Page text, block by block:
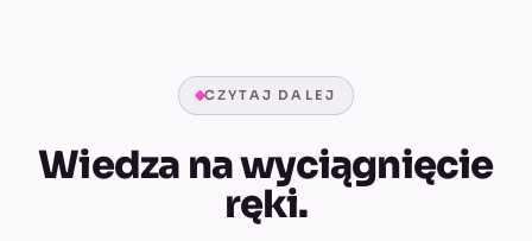
CZYTAJ DALEJ
Wiedza na wyciągnięcie
ręki.